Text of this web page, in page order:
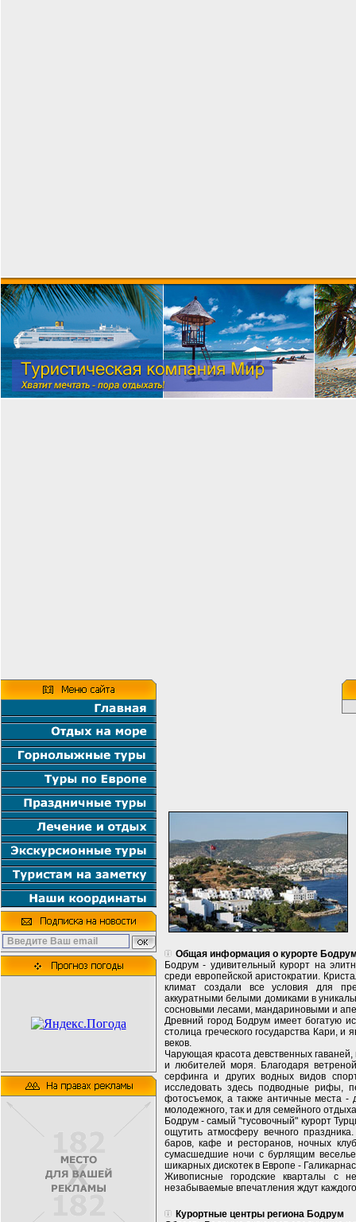
Общая информация о курорте
Бодрум - удивительный курорт на
среди европейской аристократии.
климат создали все условия для
аккуратными белыми домиками в
сосновыми лесами, мандариновыми и
Древний город Бодрум имеет богатую
столица греческого государства Кари,
веков.
Чарующая красота девственных
и любителей моря. Благодаря
серфинга и других водных видов
исследовать здесь подводные рифы,
фотосъемок, а также античные места -
молодежного, так и для семейного
Бодрум - самый "тусовочный" курорт
ощутить атмосферу вечного
баров, кафе и ресторанов, ночных
сумасшедшие ночи с бурлящим
шикарных дискотек в Европе -
Живописные городские кварталы с
незабываемые впечатления ждут
Курортные центры региона Бодрум